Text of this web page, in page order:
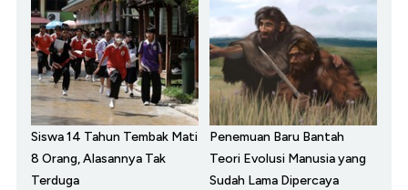
Siswa 14 Tahun Tembak Mati
8 Orang, Alasannya Tak
Terduga
Penemuan Baru Bantah
Teori Evolusi Manusia yang
Sudah Lama Dipercaya